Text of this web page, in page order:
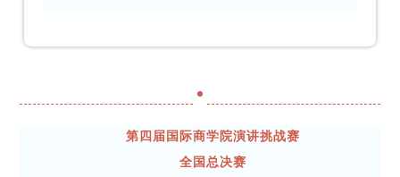
第四届国际商学院演讲挑战赛
全国总决赛